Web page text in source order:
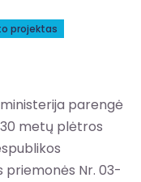
projektas
parengė
metų plėtros
priemonės Nr. 03-